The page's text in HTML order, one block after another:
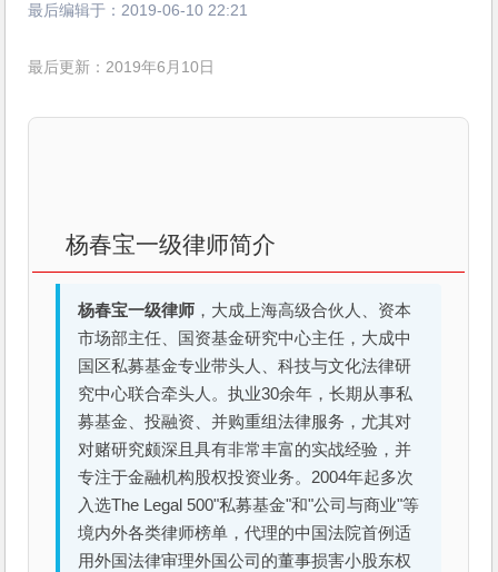
最后编辑于： 2019-06-10 22:21
最后更新：2019年6月10日
杨春宝一级律师简介
杨春宝一级律师 ，大成上海高级合伙人、资本
市场部主任、国资基金研究中心主任，大成中
国区私募基金专业带头人、科技与文化法律研
究中心联合牵头人。执业30余年，长期从事私
募基金、投融资、并购重组法律服务，尤其对
对赌研究颇深且具有非常丰富的实战经验，并
专注于金融机构股权投资业务。2004年起多次
入选The Legal 500"私募基金"和"公司与商业"等
境内外各类律师榜单，代理的中国法院首例适
用外国法律审理外国公司的董事损害小股东权